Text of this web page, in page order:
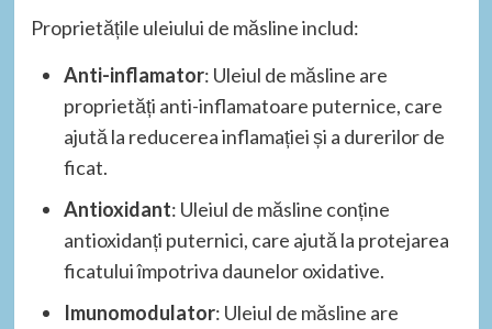
Proprietățile uleiului de măsline includ:
Anti-inflamator: Uleiul de măsline are
proprietăți anti-inflamatoare puternice, care
ajută la reducerea inflamației și a durerilor de
ficat.
Antioxidant: Uleiul de măsline conține
antioxidanți puternici, care ajută la protejarea
ficatului împotriva daunelor oxidative.
Imunomodulator: Uleiul de măsline are